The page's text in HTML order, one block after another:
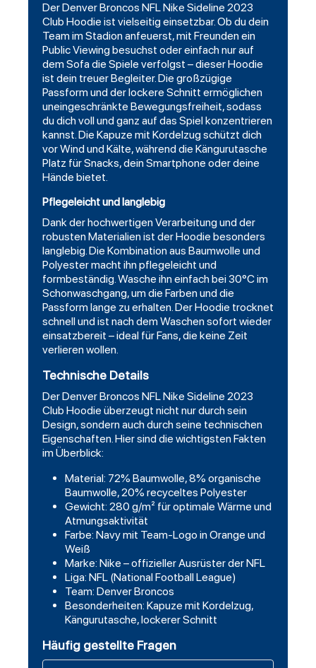
Der Denver Broncos NFL Nike Sideline 2023
Club Hoodie ist vielseitig einsetzbar. Ob du dein
Team im Stadion anfeuerst, mit Freunden ein
Public Viewing besuchst oder einfach nur auf
dem Sofa die Spiele verfolgst – dieser Hoodie
ist dein treuer Begleiter. Die großzügige
Passform und der lockere Schnitt ermöglichen
uneingeschränkte Bewegungsfreiheit, sodass
du dich voll und ganz auf das Spiel konzentrieren
kannst. Die Kapuze mit Kordelzug schützt dich
vor Wind und Kälte, während die Kängurutasche
Platz für Snacks, dein Smartphone oder deine
Hände bietet.
Pflegeleicht und langlebig
Dank der hochwertigen Verarbeitung und der
robusten Materialien ist der Hoodie besonders
langlebig. Die Kombination aus Baumwolle und
Polyester macht ihn pflegeleicht und
formbeständig. Wasche ihn einfach bei 30°C im
Schonwaschgang, um die Farben und die
Passform lange zu erhalten. Der Hoodie trocknet
schnell und ist nach dem Waschen sofort wieder
einsatzbereit – ideal für Fans, die keine Zeit
verlieren wollen.
Technische Details
Der Denver Broncos NFL Nike Sideline 2023
Club Hoodie überzeugt nicht nur durch sein
Design, sondern auch durch seine technischen
Eigenschaften. Hier sind die wichtigsten Fakten
im Überblick:
Material: 72% Baumwolle, 8% organische
Baumwolle, 20% recyceltes Polyester
Gewicht: 280 g/m² für optimale Wärme und
Atmungsaktivität
Farbe: Navy mit Team-Logo in Orange und
Weiß
Marke: Nike – offizieller Ausrüster der NFL
Liga: NFL (National Football League)
Team: Denver Broncos
Besonderheiten: Kapuze mit Kordelzug,
Kängurutasche, lockerer Schnitt
Häufig gestellte Fragen